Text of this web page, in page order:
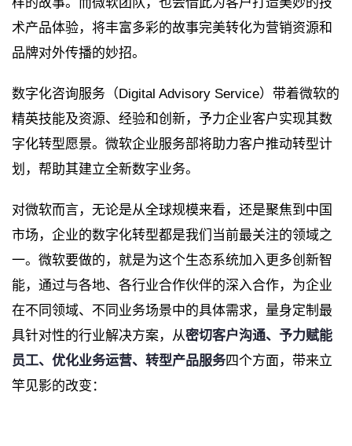
术产品体验，将丰富多彩的故事完美转化为营销资源和
品牌对外传播的妙招。
数字化咨询服务（Digital Advisory Service）带着微软的
精英技能及资源、经验和创新，予力企业客户实现其数
字化转型愿景。微软企业服务部将助力客户推动转型计
划，帮助其建立全新数字业务。
对微软而言，无论是从全球规模来看，还是聚焦到中国
市场，企业的数字化转型都是我们当前最关注的领域之
一。微软要做的，就是为这个生态系统加入更多创新智
能，通过与各地、各行业合作伙伴的深入合作，为企业
在不同领域、不同业务场景中的具体需求，量身定制最
具针对性的行业解决方案，从密切客户沟通、予力赋能
员工、优化业务运营、转型产品服务四个方面，带来立
竿见影的改变：